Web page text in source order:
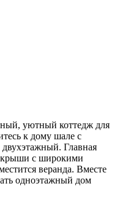
уютный коттедж для
к дому шале с
Главная
крыши с широкими
веранда. Вместе
одноэтажный дом